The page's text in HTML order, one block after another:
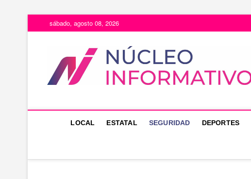
al
sábado, agosto 08, 2026
LOCAL ESTATAL SEGURIDAD DEPORTES